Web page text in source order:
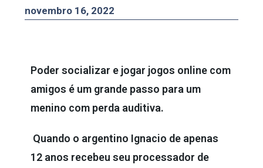
novembro 16, 2022
Poder socializar e jogar jogos online com
amigos é um grande passo para um
menino com perda auditiva.
Quando o argentino Ignacio de apenas
12 anos recebeu seu processador de